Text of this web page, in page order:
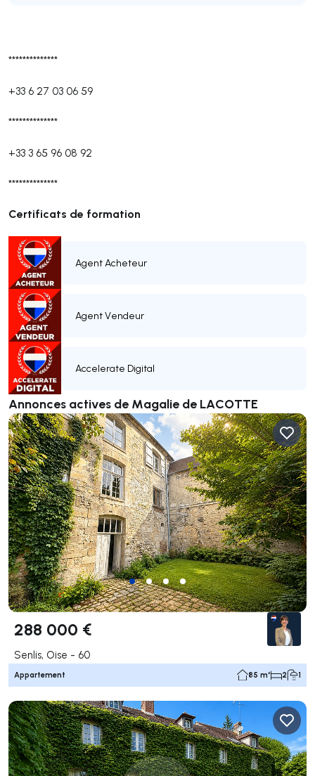
**************
+33 6 27 03 06 59
**************
+33 3 65 96 08 92
**************
Certificats de formation
Agent Acheteur
Agent Vendeur
Accelerate Digital
Annonces actives de Magalie de LACOTTE
288 000 €
Senlis, Oise - 60
Appartement 85 m² 2 1